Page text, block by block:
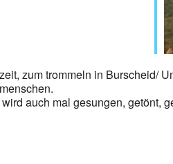
zum trommeln in Burscheid/
auch mal gesungen, getönt,